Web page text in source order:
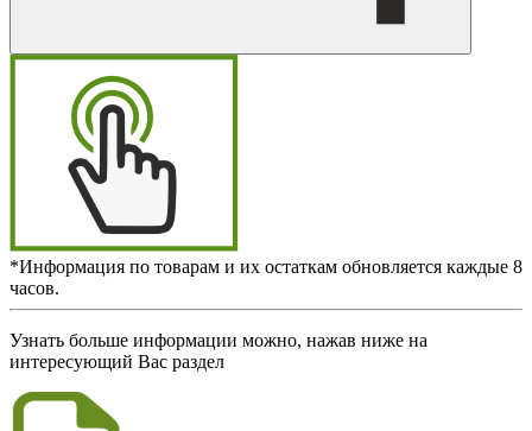
*Информация по товарам и их остаткам обновляется каждые 8
часов.
Узнать больше информации можно, нажав ниже на
интересующий Вас раздел